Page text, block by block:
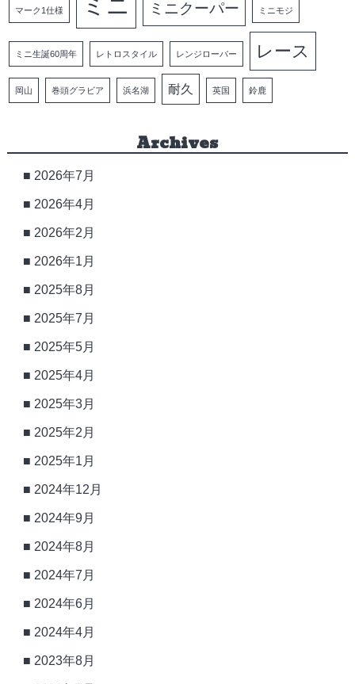
マーク1仕様 ミニクーパー ミニモジ
ミニ生誕60周年 レトロスタイル レンジローバー レース
岡山 巻頭グラビア 浜名湖 耐久 英国 鈴鹿
Archives
2026年7月
2026年4月
2026年2月
2026年1月
2025年8月
2025年7月
2025年5月
2025年4月
2025年3月
2025年2月
2025年1月
2024年12月
2024年9月
2024年8月
2024年7月
2024年6月
2024年4月
2023年8月